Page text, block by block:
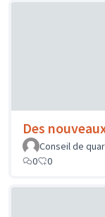
Des
Conseil de
0
0